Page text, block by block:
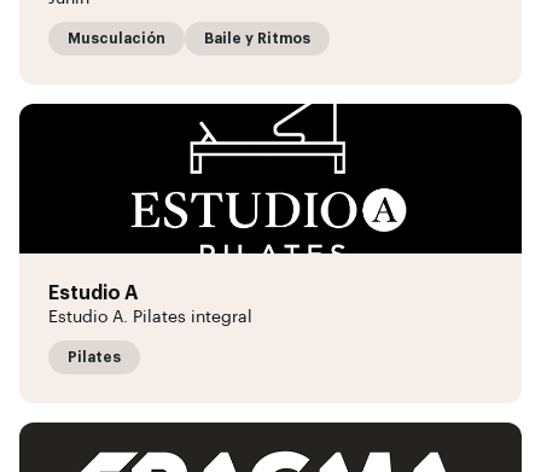
Musculación Baile y Ritmos
Estudio A
Estudio A. Pilates integral
Pilates